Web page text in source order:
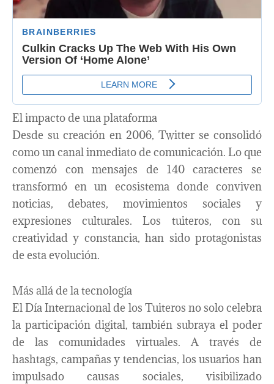
El impacto de una plataforma
Desde su creación en 2006, Twitter se consolidó
como un canal inmediato de comunicación. Lo que
comenzó con mensajes de 140 caracteres se
transformó en un ecosistema donde conviven
noticias, debates, movimientos sociales y
expresiones culturales. Los tuiteros, con su
creatividad y constancia, han sido protagonistas
de esta evolución.
Más allá de la tecnología
El Día Internacional de los Tuiteros no solo celebra
la participación digital, también subraya el poder
de las comunidades virtuales. A través de
hashtags, campañas y tendencias, los usuarios han
impulsado causas sociales, visibilizado